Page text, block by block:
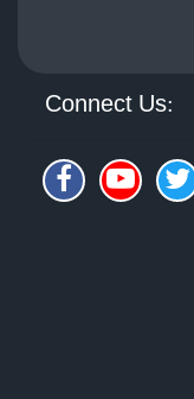
Connect Us: